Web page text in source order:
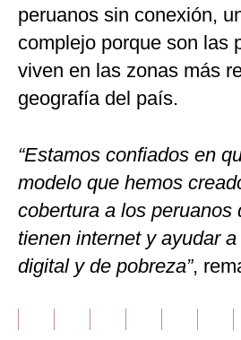
peruanos sin conexión,
complejo porque son las
viven en las zonas más
geografía del país.
“Estamos confiados en
modelo que hemos
cobertura a los peruanos
tienen internet y ayudar
digital y de pobreza”,